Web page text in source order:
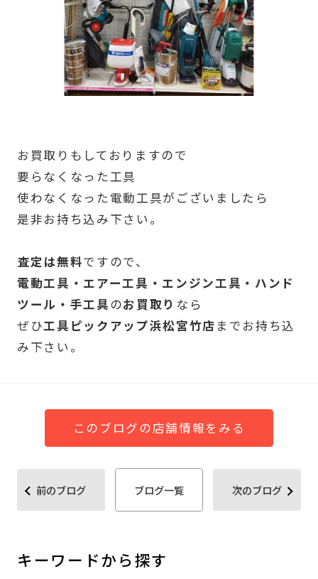
お買取りもしておりますので
要らなくなった工具
使わなくなった電動工具がございましたら
是非お持ち込み下さい。
査定は無料ですので、
電動工具・エアー工具・エンジン工具・ハンド
ツール・手工具のお買取り なら
ぜひ工具ピックアップ浜松宮竹店 までお持ち込
み下さい。
このブログの店舗情報をみる
前のブログ ブログ一覧 次のブログ
キーワードから探す